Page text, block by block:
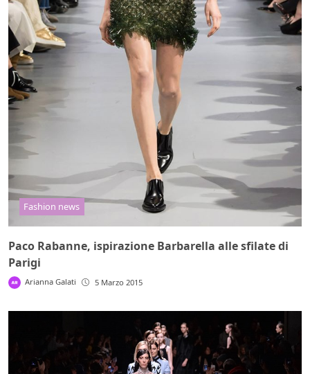
Fashion news
Paco Rabanne, ispirazione Barbarella alle sfilate di
Parigi
Arianna Galati 5 Marzo 2015